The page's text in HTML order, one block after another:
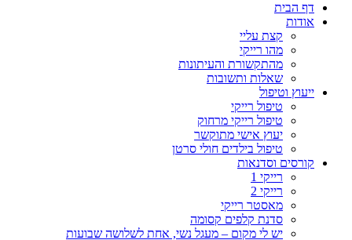
דף הבית
אודות
קצת עליי
מהו רייקי
מהתקשורת והעיתונות
שאלות ותשובות
ייעוץ וטיפול
טיפול רייקי
טיפול רייקי מרחוק
יעוץ אישי מתוקשר
טיפול בילדים חולי סרטן
קורסים וסדנאות
רייקי 1
רייקי 2
מאסטר רייקי
סדנת קלפים קסומה
יש לי מקום – מעגל נשי, אחת לשלושה שבועות